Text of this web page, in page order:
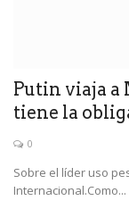
Putin viaja a
tiene la
0
Sobre el líder uso
Internacional.Como...